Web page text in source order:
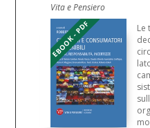
Vita e Pensiero
EBOOK - PDF
Le